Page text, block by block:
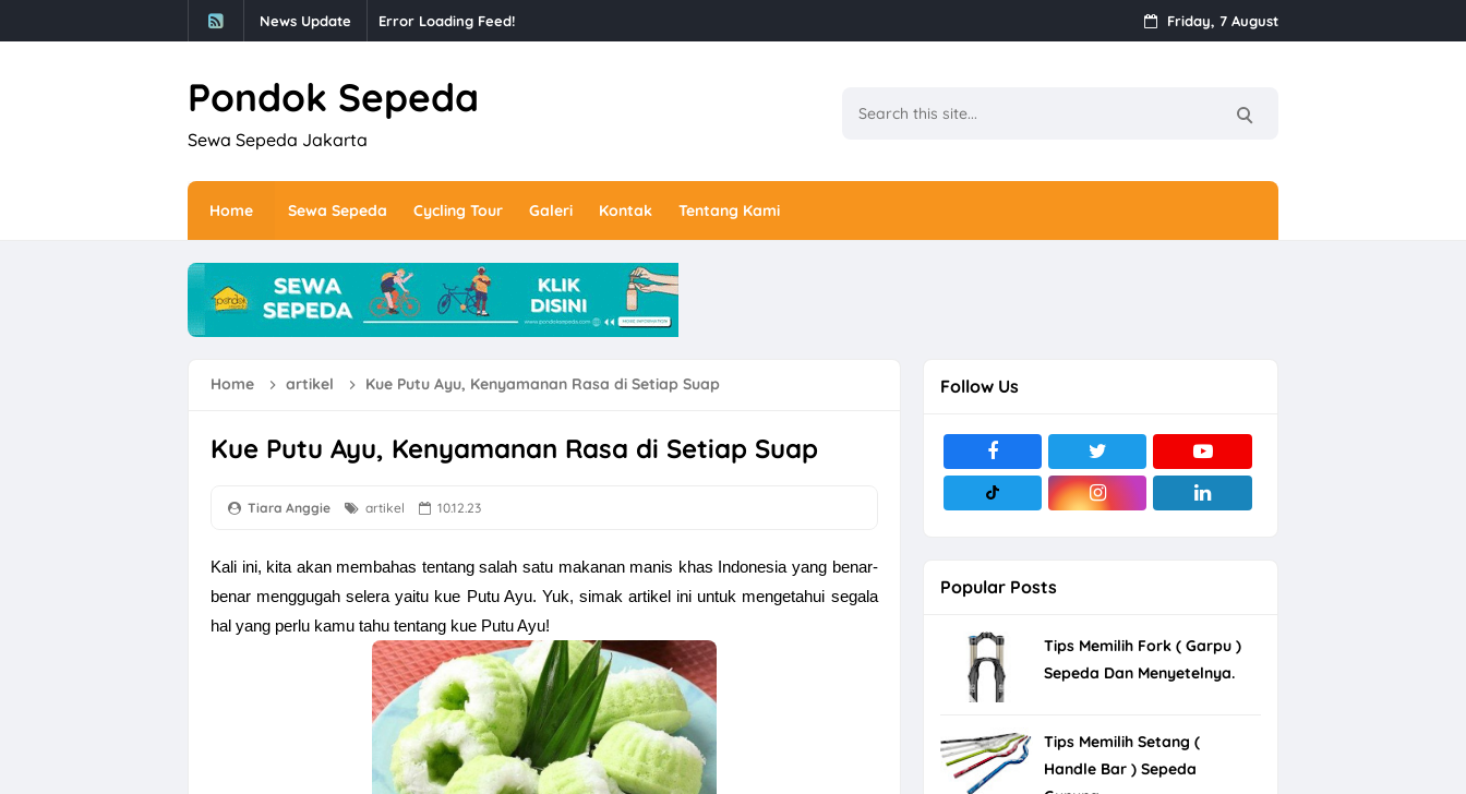
News Update Error Loading Feed! Friday, 7 August
Pondok Sepeda
Sewa Sepeda Jakarta
Home Sewa Sepeda Cycling Tour Galeri Kontak Tentang Kami
Home artikel Kue Putu Ayu, Kenyamanan Rasa di Setiap Suap
Kue Putu Ayu, Kenyamanan Rasa di Setiap Suap
Tiara Anggie artikel 10.12.23
Kali ini, kita akan membahas tentang salah satu makanan manis khas Indonesia yang benar-
benar menggugah selera yaitu kue Putu Ayu. Yuk, simak artikel ini untuk mengetahui segala
hal yang perlu kamu tahu tentang kue Putu Ayu!
Follow Us
Popular Posts
Tips Memilih Fork ( Garpu )
Sepeda Dan Menyetelnya.
Tips Memilih Setang (
Handle Bar ) Sepeda